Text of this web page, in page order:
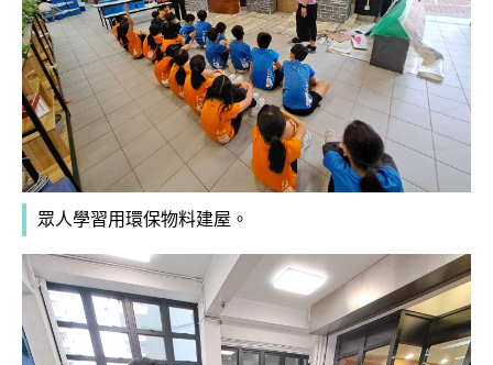
眾人學習用環保物料建屋。